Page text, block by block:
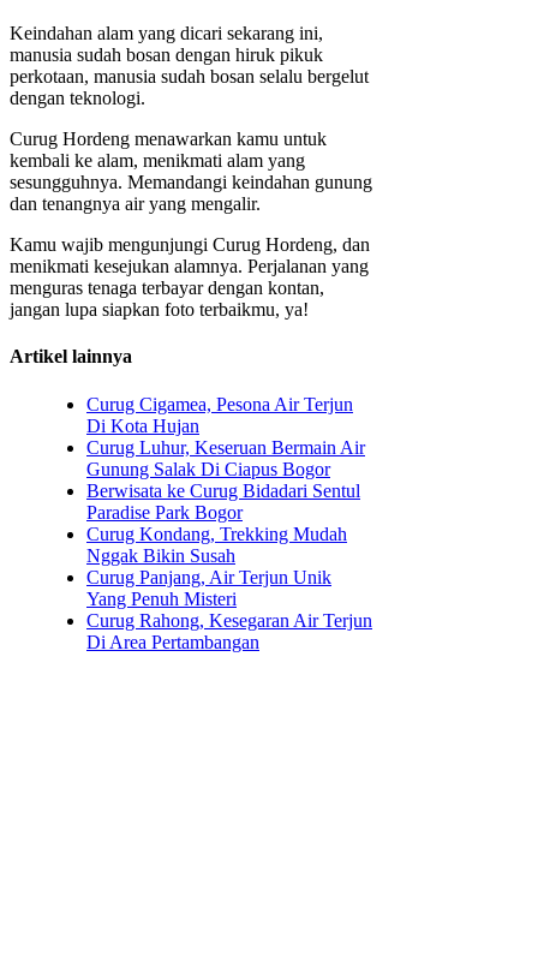
Keindahan alam yang dicari sekarang ini,
manusia sudah bosan dengan hiruk pikuk
perkotaan, manusia sudah bosan selalu bergelut
dengan teknologi.
Curug Hordeng menawarkan kamu untuk
kembali ke alam, menikmati alam yang
sesungguhnya. Memandangi keindahan gunung
dan tenangnya air yang mengalir.
Kamu wajib mengunjungi Curug Hordeng, dan
menikmati kesejukan alamnya. Perjalanan yang
menguras tenaga terbayar dengan kontan,
jangan lupa siapkan foto terbaikmu, ya!
Artikel lainnya
Curug Cigamea, Pesona Air Terjun
Di Kota Hujan
Curug Luhur, Keseruan Bermain Air
Gunung Salak Di Ciapus Bogor
Berwisata ke Curug Bidadari Sentul
Paradise Park Bogor
Curug Kondang, Trekking Mudah
Nggak Bikin Susah
Curug Panjang, Air Terjun Unik
Yang Penuh Misteri
Curug Rahong, Kesegaran Air Terjun
Di Area Pertambangan